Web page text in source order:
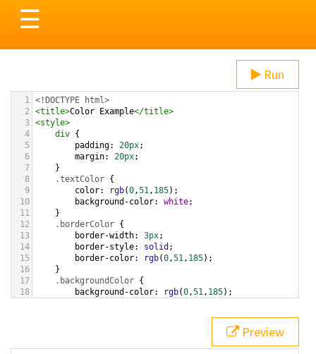
Toggle
navigation
☰
Run
1 <!DOCTYPE html>
2
<title>Color Example</title>
3 <style>
4
div {
5
padding: 20px;
6
margin: 20px;
7
}
8
.textColor {
9
color: rgb(0,51, 185);
10
background-color: white;
11
}
12
.borderColor {
13
border-width: 3px;
14
border-style: solid ;
15
border-color: rgb(0,51, 185);
16
}
17
.backgroundColor {
18
background-color: rgb(0,51, 185);
bottom ,
white, rgb(0,51,185));
Preview